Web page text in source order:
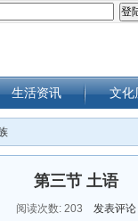
生活资讯 文化
第三节 土语
阅读次数: 203 发表评论